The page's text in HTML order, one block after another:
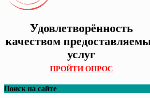
Удовлетворённость
качеством
услуг
ПРОЙТИ ОПРОС
Поиск на сайте